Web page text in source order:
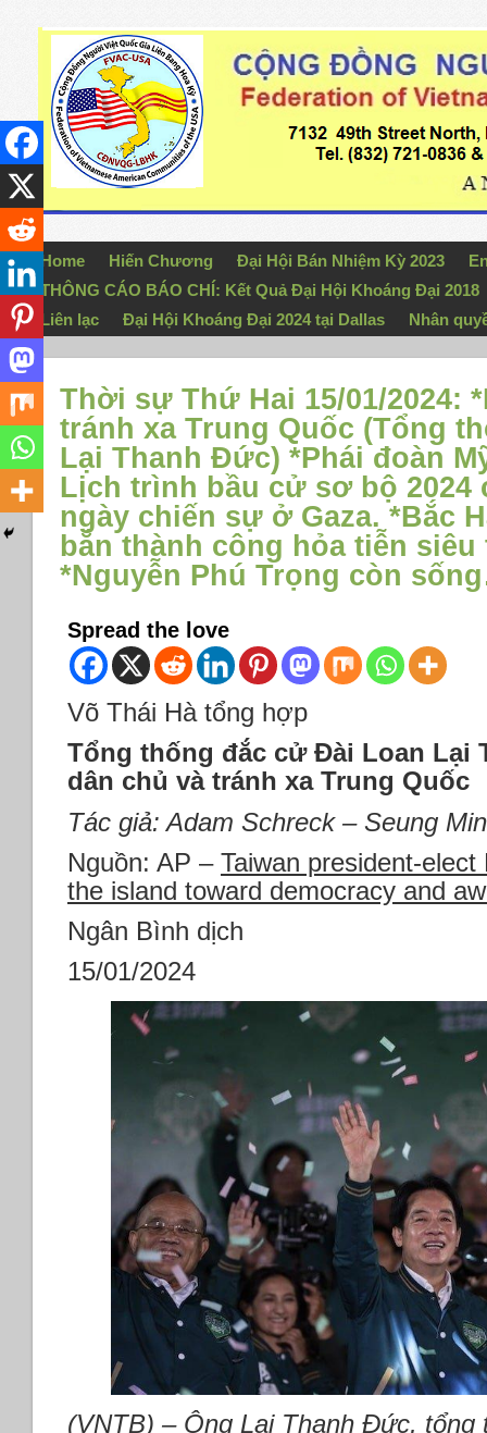
Home Hiến Chương Đại Hội Bán Nhiệm Kỳ 2023
THÔNG CÁO BÁO CHÍ: Kết Quả Đại Hội Khoáng Đại 2018
Liên lạc
Đại Hội Khoáng Đại 2024 tại Dallas Nhân
Thời sự Thứ Hai 15/01/2024:
tránh xa Trung Quốc (Tổng
Lại Thanh Đức) *Phái đoàn
Lịch trình bầu cử sơ bộ 2024
ngày chiến sự ở Gaza. *Bắc
bắn thành công hỏa tiễn
*Nguyễn Phú Trọng còn
Spread the love
Võ Thái Hà tổng hợp
Tổng thống đắc cử Đài Loan
dân chủ và tránh xa Trung Quốc
Tác giả: Adam Schreck – Seung
Nguồn: AP – Taiwan president-
the island toward democracy and
Ngân Bình dịch
15/01/2024
(VNTB) – Ông Lại Thanh Đức, tổng